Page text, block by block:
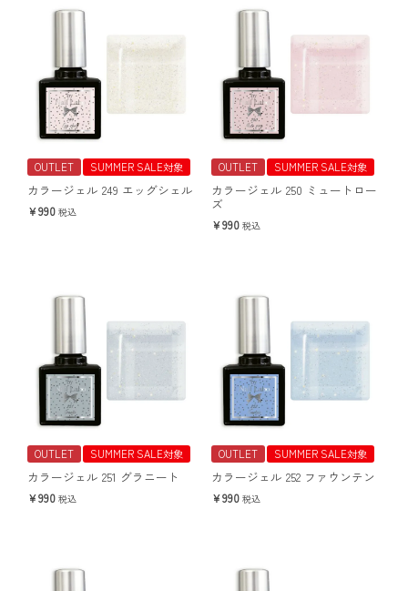
OUTLET SUMMER SALE対象
カラージェル 249 エッグシェル
990 税込
OUTLET SUMMER SALE対象
カラージェル 250 ミュートロー
ズ
990 税込
OUTLET SUMMER SALE対象
カラージェル 251 グラニート
990 税込
OUTLET SUMMER SALE対象
カラージェル 252 ファウンテン
990 税込